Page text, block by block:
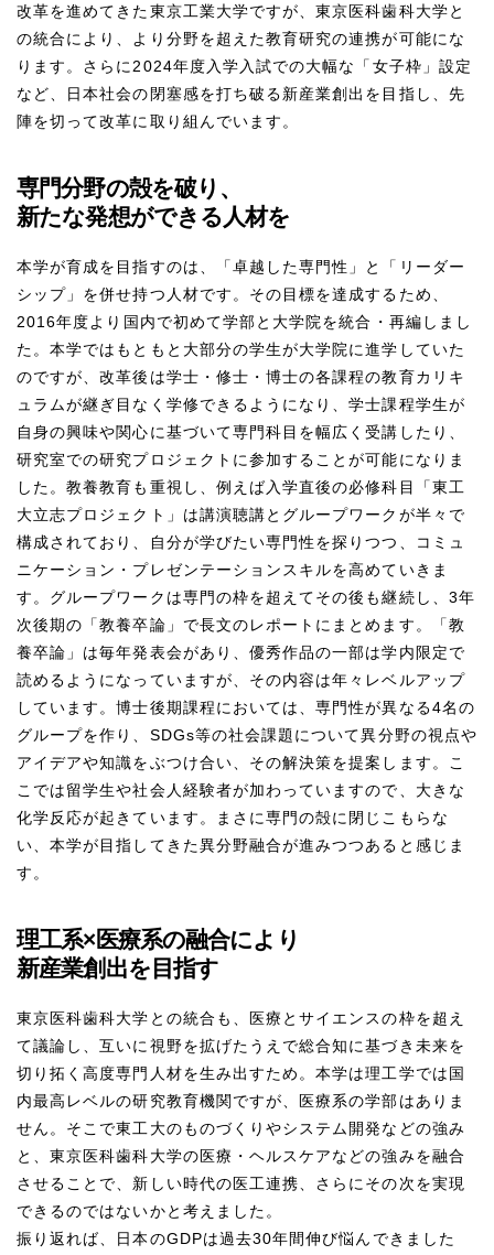
改革を進めてきた東京工業大学ですが、東京医科歯科大学と
の統合により、より分野を超えた教育研究の連携が可能にな
ります。さらに2024年度入学入試での大幅な「女子枠」設定
など、日本社会の閉塞感を打ち破る新産業創出を目指し、先
陣を切って改革に取り組んでいます。
専門分野の殻を破り、
新たな発想ができる人材を
本学が育成を目指すのは、「卓越した専門性」と「リーダー
シップ」を併せ持つ人材です。その目標を達成するため、
2016年度より国内で初めて学部と大学院を統合・再編しまし
た。本学ではもともと大部分の学生が大学院に進学していた
のですが、改革後は学士・修士・博士の各課程の教育カリキ
ュラムが継ぎ目なく学修できるようになり、学士課程学生が
自身の興味や関心に基づいて専門科目を幅広く受講したり、
研究室での研究プロジェクトに参加することが可能になりま
した。教養教育も重視し、例えば入学直後の必修科目「東工
大立志プロジェクト」は講演聴講とグループワークが半々で
構成されており、自分が学びたい専門性を探りつつ、コミュ
ニケーション・プレゼンテーションスキルを高めていきま
す。グループワークは専門の枠を超えてその後も継続し、3年
次後期の「教養卒論」で長文のレポートにまとめます。「教
養卒論」は毎年発表会があり、優秀作品の一部は学内限定で
読めるようになっていますが、その内容は年々レベルアップ
しています。博士後期課程においては、専門性が異なる4名の
グループを作り、SDGs等の社会課題について異分野の視点や
アイデアや知識をぶつけ合い、その解決策を提案します。こ
こでは留学生や社会人経験者が加わっていますので、大きな
化学反応が起きています。まさに専門の殻に閉じこもらな
い、本学が目指してきた異分野融合が進みつつあると感じま
す。
理工系×医療系の融合により
新産業創出を目指す
東京医科歯科大学との統合も、医療とサイエンスの枠を超え
て議論し、互いに視野を拡げたうえで総合知に基づき未来を
切り拓く高度専門人材を生み出すため。本学は理工学では国
内最高レベルの研究教育機関ですが、医療系の学部はありま
せん。そこで東工大のものづくりやシステム開発などの強み
と、東京医科歯科大学の医療・ヘルスケアなどの強みを融合
させることで、新しい時代の医工連携、さらにその次を実現
できるのではないかと考えました。
振り返れば、日本のGDPは過去30年間伸び悩んできました